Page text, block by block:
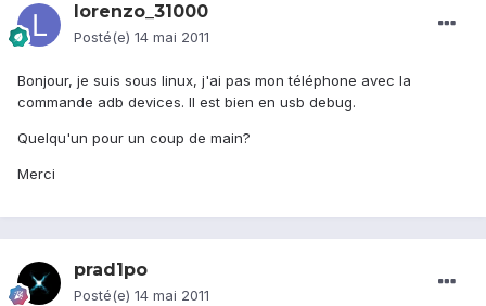
lorenzo_31000
Posté(e) 14 mai 2011
Bonjour, je suis sous linux, j'ai pas mon téléphone avec la
commande adb devices. Il est bien en usb debug.
Quelqu'un pour un coup de main?
Merci
prad1po
Posté(e) 14 mai 2011